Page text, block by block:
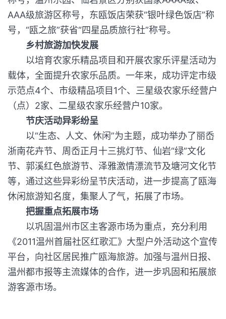
AAA级旅游区称号，东瓯饭店荣获“银叶绿色饭店”称
号，“瓯之旅”获省“四星品质旅行社”称号。
乡村旅游加快发展
以培育农家乐精品项目和开展农家乐评星活动为
载体，全面提升农家乐品质。一年来，成功评定市级
示范点4个、市级精品项目1个、三星级农家乐经营户
（点）2家、二星级农家乐经营户10家。
节庆活动异彩纷呈
以“生态、人文、休闲”为主题，成功举办了丽岙
浙南花卉节、周岙正月十三挑灯节、仙岩“绿”文化
节、郭溪红色旅游节、泽雅激情漂流节及塘河文化节
等，通过这些异彩纷呈节庆活动，进一步提高了瓯海
休闲旅游知名度，集聚人了气，拓展了市场。
把握重点拓展市场
以巩固温州市区主客源市场为重点，充分利用
《2011温州首届社区红歌汇》大型户外活动这个宣传
平台，向社区居民推广瓯海旅游。加强与温州日报、
温州都市报等主流媒体的合作，进一步巩固和拓展旅
游客源市场。